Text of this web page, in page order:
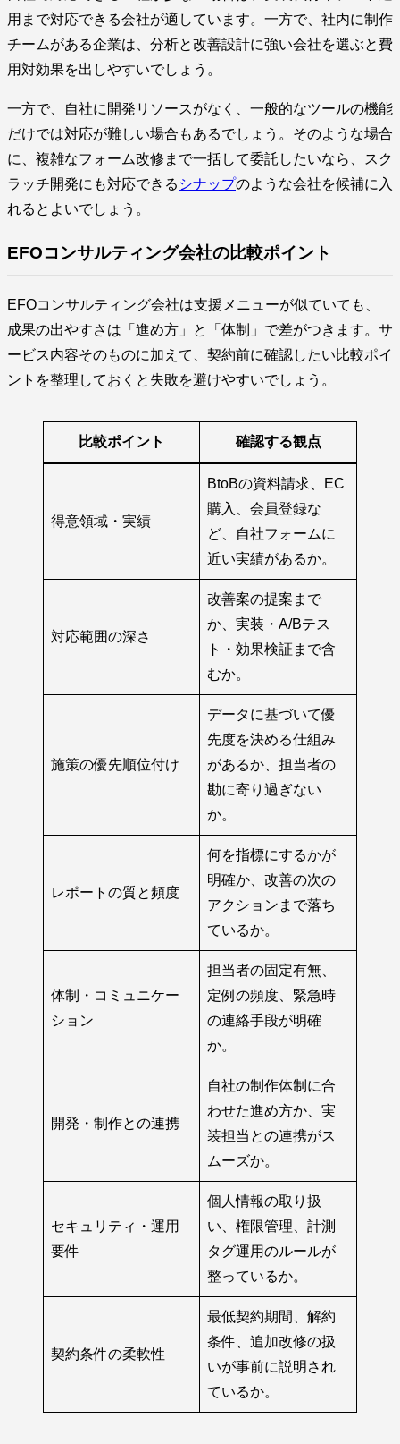
用まで対応できる会社が適しています。一方で、社内に制作
チームがある企業は、分析と改善設計に強い会社を選ぶと費
用対効果を出しやすいでしょう。
一方で、自社に開発リソースがなく、一般的なツールの機能
だけでは対応が難しい場合もあるでしょう。そのような場合
に、複雑なフォーム改修まで一括して委託したいなら、スク
ラッチ開発にも対応できる シナップのような会社を候補に入
れるとよいでしょう。
EFOコンサルティング会社の比較ポイント
EFOコンサルティング会社は支援メニューが似ていても、
成果の出やすさは「進め方」と「体制」で差がつきます。サ
ービス内容そのものに加えて、契約前に確認したい比較ポイ
ントを整理しておくと失敗を避けやすいでしょう。
比較ポイント 確認する観点
得意領域・実績
BtoBの資料請求、EC
購入、会員登録な
ど、自社フォームに
近い実績があるか。
対応範囲の深さ
改善案の提案まで
か、実装・A/Bテス
ト・効果検証まで含
むか。
施策の優先順位付け
データに基づいて優
先度を決める仕組み
があるか、担当者の
勘に寄り過ぎない
か。
レポートの質と頻度
何を指標にするかが
明確か、改善の次の
アクションまで落ち
ているか。
体制・コミュニケー
ション
担当者の固定有無、
定例の頻度、緊急時
の連絡手段が明確
か。
開発・制作との連携
自社の制作体制に合
わせた進め方か、実
装担当との連携がス
ムーズか。
セキュリティ・運用
要件
個人情報の取り扱
い、権限管理、計測
タグ運用のルールが
整っているか。
契約条件の柔軟性
最低契約期間、解約
条件、追加改修の扱
いが事前に説明され
ているか。